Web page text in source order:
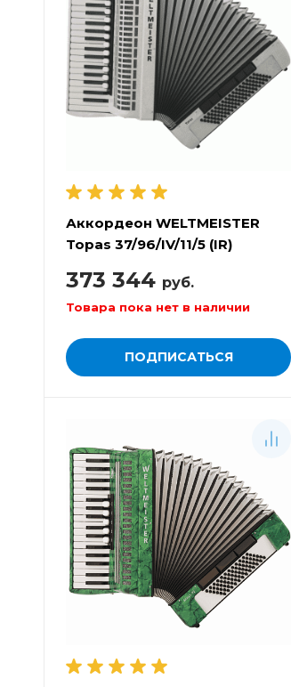
Аккордеон WELTMEISTER
Topas 37/96/IV/11/5 (IR)
373 344 руб.
Товара пока нет в наличии
ПОДПИСАТЬСЯ